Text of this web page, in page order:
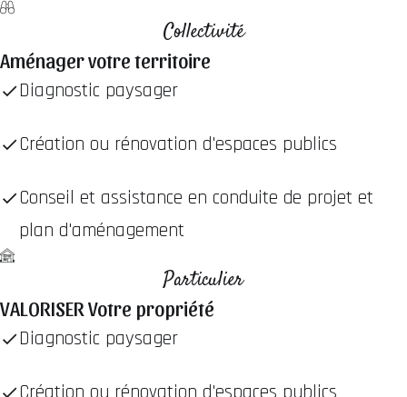
Collectivité
Aménager votre territoire
Diagnostic paysager
Création ou rénovation d'espaces publics
Conseil et assistance en conduite de projet et
plan d'aménagement
Particulier
VALORISER Votre propriété
Diagnostic paysager
Création ou rénovation d'espaces publics